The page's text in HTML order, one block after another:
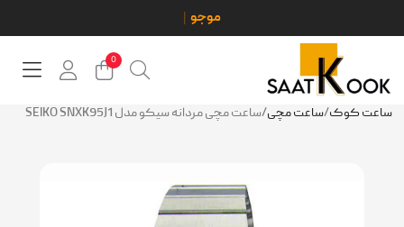
0
ساعت کوک/ساعت مچی/ساعت مچی مردانه سیکو مدل SEIKO SNXK95J1